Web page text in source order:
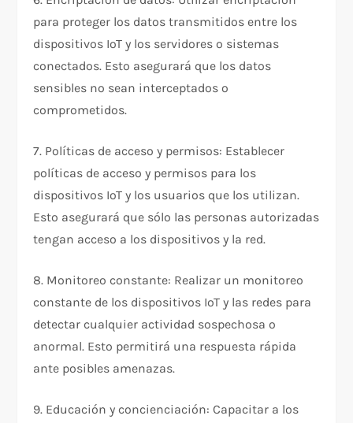
para proteger los datos transmitidos entre los
dispositivos IoT y los servidores o sistemas
conectados. Esto asegurará que los datos
sensibles no sean interceptados o
comprometidos.
7. Políticas de acceso y permisos: Establecer
políticas de acceso y permisos para los
dispositivos IoT y los usuarios que los utilizan.
Esto asegurará que sólo las personas autorizadas
tengan acceso a los dispositivos y la red.
8. Monitoreo constante: Realizar un monitoreo
constante de los dispositivos IoT y las redes para
detectar cualquier actividad sospechosa o
anormal. Esto permitirá una respuesta rápida
ante posibles amenazas.
9. Educación y concienciación: Capacitar a los